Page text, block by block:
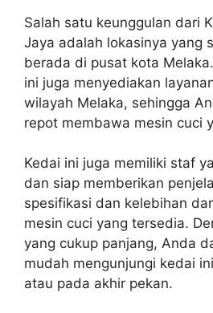
Salah satu keunggulan dari
Jaya adalah lokasinya yang
berada di pusat kota
ini juga menyediakan
wilayah Melaka, sehingga
repot membawa mesin cuci
Kedai ini juga memiliki staf
dan siap memberikan
spesifikasi dan kelebihan
mesin cuci yang tersedia.
yang cukup panjang, Anda
mudah mengunjungi kedai
atau pada akhir pekan.